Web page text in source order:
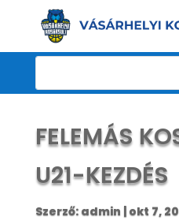
FELEMÁS
U21-KEZDÉS
Szerző: admin | okt 7,